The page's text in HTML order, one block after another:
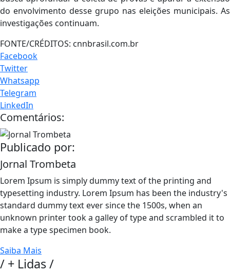
do envolvimento desse grupo nas eleições municipais. As
investigações continuam.
FONTE/CRÉDITOS: cnnbrasil.com.br
Facebook
Twitter
Whatsapp
Telegram
LinkedIn
Comentários:
Publicado por:
Jornal Trombeta
Lorem Ipsum is simply dummy text of the printing and
typesetting industry. Lorem Ipsum has been the industry's
standard dummy text ever since the 1500s, when an
unknown printer took a galley of type and scrambled it to
make a type specimen book.
Saiba Mais
/ + Lidas/